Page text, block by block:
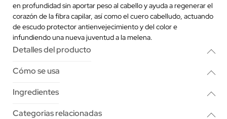
en profundidad sin aportar peso al cabello y ayuda a regenerar el
corazón de la fibra capilar, así como el cuero cabelludo, actuando
de escudo protector antienvejecimiento y del color e
infundiendo una nueva juventud a la melena.
Detalles del producto
Cómo se usa
Ingredientes
Categorias relacionadas